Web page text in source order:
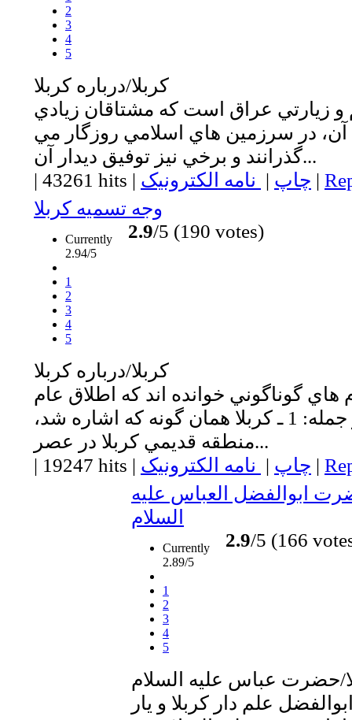
2
3
4
5
كربلا/درباره كربلا
و زيارتي عراق است كه مشتاقان زيادي
در سرزمين هاي اسلامي روزگار مي
گذرانند و برخي نيز توفيق ديدار آن...
| 43261 hits | چاپ | نامه الکترونیک |
وجه تسميه كربلا
Currently
2.94/5
1
2
3
4
5
2.9/5 (190 votes)
كربلا/درباره كربلا
هاي گوناگوني خوانده اند كه اطلاق عام
بر خاص است، از جمله: 1 ـ كربلا همان گونه كه اشاره شد،
منطقه قديمي كربلا در عصر...
| 19247 hits | چاپ | نامه الکترونیک |
ابوالفضل العباس عليه
السلام
Currently
2.89/5
1
2
3
4
5
2.9/5 (166
حضرت عباس عليه السلام
علم دار كربلا و يار